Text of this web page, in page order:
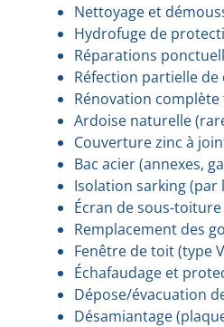
Nettoyage et
Hydrofuge de
Réparations
Réfection partielle de
Rénovation complète
Ardoise naturelle
Couverture zinc à
Bac acier (annexes,
Isolation sarking (par
Écran de sous-toiture
Remplacement des
Fenêtre de toit (type
Échafaudage et
Dépose/évacuation
Désamiantage